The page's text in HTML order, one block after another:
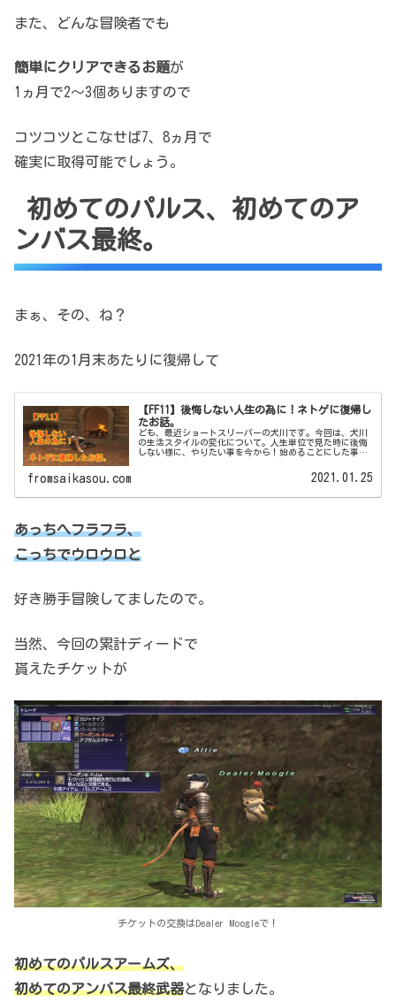
また、どんな冒険者でも
簡単にクリアできるお題が
1ヵ月で2～3個ありますので
コツコツとこなせば7、8ヵ月で
確実に取得可能でしょう。
初めてのパルス、初めてのア
ンバス最終。
まぁ、その、ね？
2021年の1月末あたりに復帰して
【FF11】後悔しない人生の為に！ネトゲに復帰し
たお話。
ども、最近ショートスリーパーの犬川です。今回は、犬川
の生活スタイルの変化について。人生単位で見た時に後悔
しない様に、やりたい事を今から！始めることにした事の
fromsaikasou.com 2021.01.25
あっちへフラフラ、
こっちでウロウロと
好き勝手冒険してましたので。
当然、今回の累計ディードで
貰えたチケットが
チケットの交換はDealer Moogleで！
初めてのパルスアームズ、
初めてのアンバス最終武器となりました。